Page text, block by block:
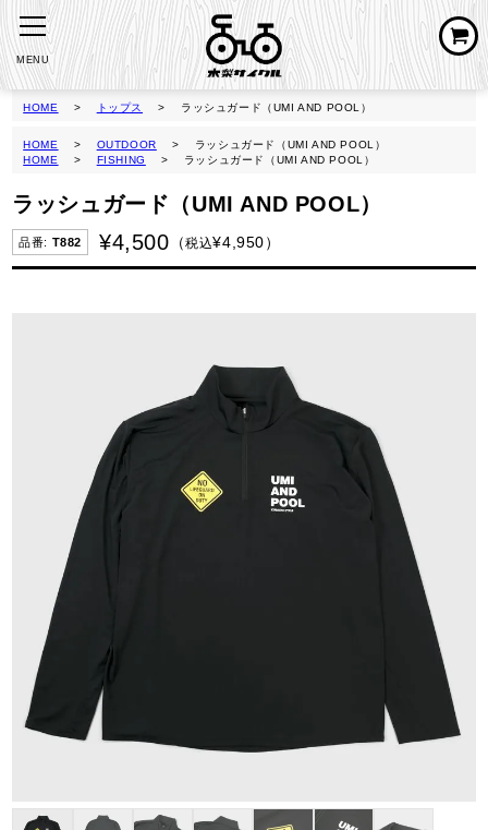
MENU
HOME トップス ラッシュガード（UMI AND POOL）
HOME OUTDOOR
ラッシュガード（UMI AND POOL）
HOME
FISHING ラッシュガード（UMI AND POOL）
ラッシュガード（UMI AND POOL）
T882 ¥4,500 ¥4,950
税込